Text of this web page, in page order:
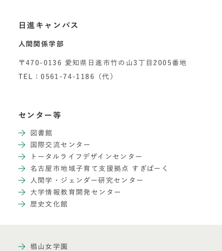
日進キャンパス
人間関係学部
〒470-0136 愛知県日進市竹の山3丁目2005番地
TEL：0561-74-1186（代）
センター等
図書館
国際交流センター
トータルライフデザインセンター
名古屋市地域子育て支援拠点 すぎぱーく
人間学・ジェンダー研究センター
大学情報教育開発センター
歴史文化館
椙山女学園